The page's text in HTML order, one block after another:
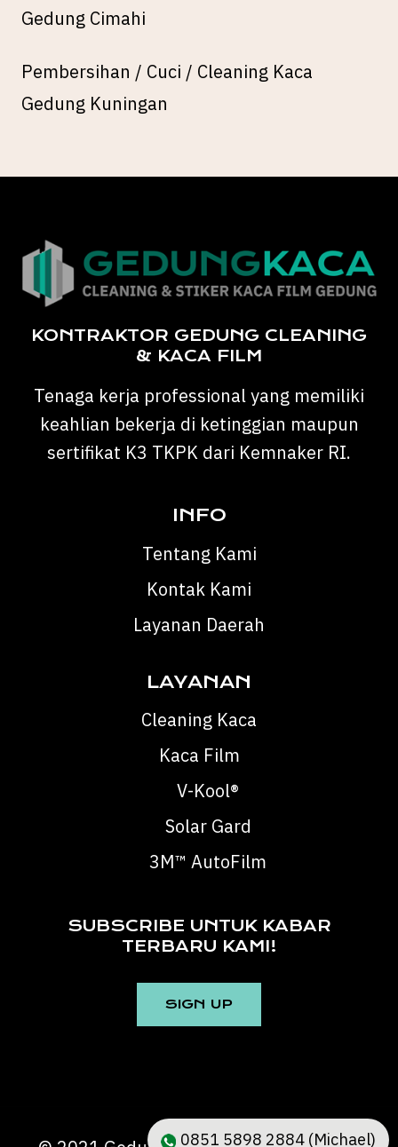
0851 5898 2884 (Michael)
Gedung Cimahi
Pembersihan / Cuci / Cleaning Kaca
Gedung Kuningan
KONTRAKTOR GEDUNG CLEANING
& KACA FILM
Tenaga kerja professional yang memiliki
keahlian bekerja di ketinggian maupun
sertifikat K3 TKPK dari Kemnaker RI.
INFO
Tentang Kami
Kontak Kami
Layanan Daerah
LAYANAN
Cleaning Kaca
Kaca Film
V-Kool®
Solar Gard
3M™ AutoFilm
SUBSCRIBE UNTUK KABAR
TERBARU KAMI!